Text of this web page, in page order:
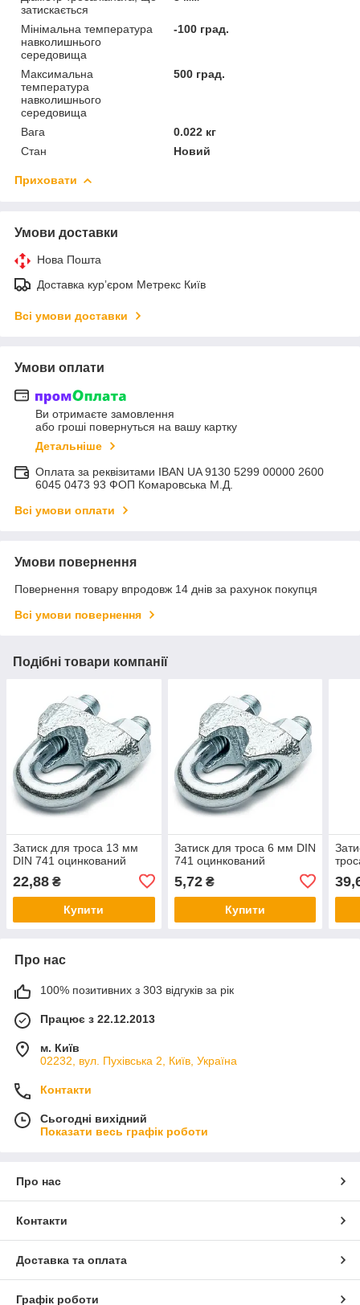
затискається
Мінімальна температура
навколишнього
середовища
-100 град.
Максимальна
температура
навколишнього
середовища
500 град.
Вага
0.022 кг
Стан
Новий
Приховати
Умови доставки
Нова Пошта
Доставка курʼєром Метрекс Київ
Всі умови доставки
Умови оплати
Ви отримаєте замовлення
або гроші повернуться на вашу картку
Детальніше
Оплата за реквізитами IBAN UA 9130 5299 00000 2600
6045 0473 93 ФОП Комаровська М.Д.
Всі умови оплати
Умови повернення
Повернення товару впродовж 14 днів за рахунок покупця
Всі умови повернення
Подібні товари компанії
Затиск для троса 13 мм
DIN 741 оцинкований
22,88 ₴
Купити
Затиск для троса 6 мм DIN
741 оцинкований
5,72₴
Купити
Про нас
100% позитивних з 303 відгуків за рік
Працює з 22.12.2013
м. Київ
02232, вул. Пухівська 2, Київ, Україна
Контакти
Сьогодні вихідний
Показати весь графік роботи
Про нас
Контакти
Доставка та оплата
Графік роботи